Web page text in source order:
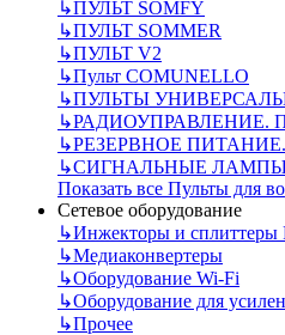
↳ПУЛЬТ SOMFY
↳ПУЛЬТ SOMMER
↳ПУЛЬТ V2
↳Пульт СOMUNELLO
↳ПУЛЬТЫ
↳РАДИОУПРАВЛЕНИЕ.
↳РЕЗЕРВНОЕ
↳СИГНАЛЬНЫЕ
Показать все Пульты для
Сетевое оборудование
↳Инжекторы и сплиттеры
↳Медиаконвертеры
↳Оборудование Wi-Fi
↳Оборудование для
↳Прочее